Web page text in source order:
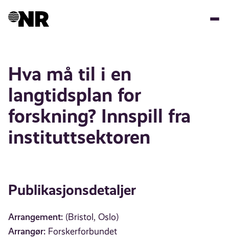
Hva må til i en
langtidsplan for
forskning? Innspill fra
instituttsektoren
Publikasjonsdetaljer
Arrangement: (Bristol, Oslo)
Arrangør: Forskerforbundet